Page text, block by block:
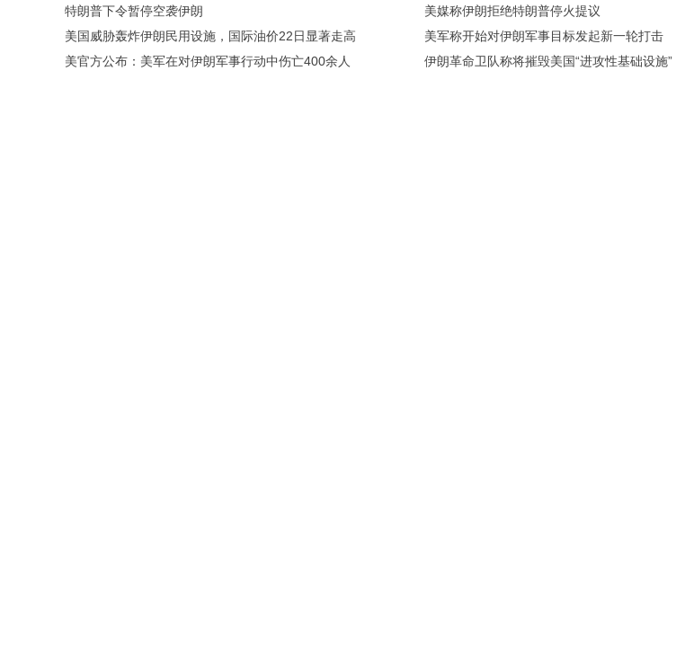
特朗普下令暂停空袭伊朗
美媒称伊朗拒绝特朗普停火提议
美国威胁轰炸伊朗民用设施，国际油价22日显著走高
美军称开始对伊朗军事目标发起新一轮打击
美官方公布：美军在对伊朗军事行动中伤亡400余人
伊朗革命卫队称将摧毁美国“进攻性基础设施”